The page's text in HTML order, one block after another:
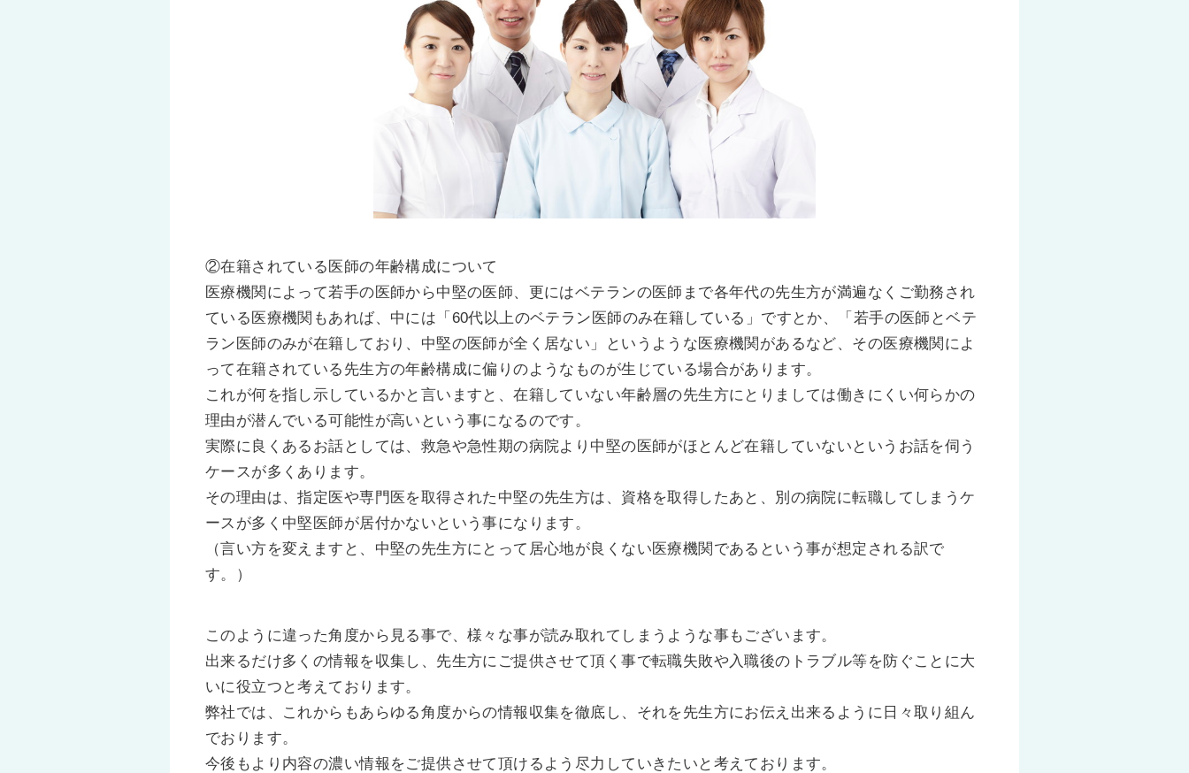
②在籍されている医師の年齢構成について
医療機関によって若手の医師から中堅の医師、更にはベテランの医師まで各年代の先生方が満遍なくご勤務され
ている医療機関もあれば、中には「60代以上のベテラン医師のみ在籍している」ですとか、「若手の医師とベテ
ラン医師のみが在籍しており、中堅の医師が全く居ない」というような医療機関があるなど、その医療機関によ
って在籍されている先生方の年齢構成に偏りのようなものが生じている場合があります。
これが何を指し示しているかと言いますと、在籍していない年齢層の先生方にとりましては働きにくい何らかの
理由が潜んでいる可能性が高いという事になるのです。
実際に良くあるお話としては、救急や急性期の病院より中堅の医師がほとんど在籍していないというお話を伺う
ケースが多くあります。
その理由は、指定医や専門医を取得された中堅の先生方は、資格を取得したあと、別の病院に転職してしまうケ
ースが多く中堅医師が居付かないという事になります。
（言い方を変えますと、中堅の先生方にとって居心地が良くない医療機関であるという事が想定される訳で
す。）
このように違った角度から見る事で、様々な事が読み取れてしまうような事もございます。
出来るだけ多くの情報を収集し、先生方にご提供させて頂く事で転職失敗や入職後のトラブル等を防ぐことに大
いに役立つと考えております。
弊社では、これからもあらゆる角度からの情報収集を徹底し、それを先生方にお伝え出来るように日々取り組ん
でおります。
今後もより内容の濃い情報をご提供させて頂けるよう尽力していきたいと考えております。